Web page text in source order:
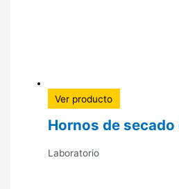
Ver producto
Hornos de
Laboratorio